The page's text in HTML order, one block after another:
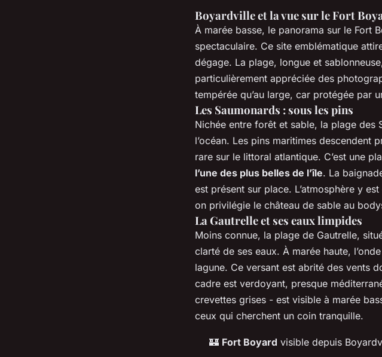
Boyardville et la vue sur le Fort
À marée basse, le panorama sur le Fort
spectaculaire. Ce site emblématique
dégage. La plage, longue et
particulièrement appréciée des
tempérée qu’au large, car protégée par
Les Saumonards : sous les pins
Nichée entre forêt et sable, la plage des
l’océan. Les pins maritimes descendent
rare sur le littoral atlantique. C’est une
l’une des plus belles de l’île. La
est présent sur place. L’atmosphère y
on privilégie le château de sable au
La Gautrelle et ses eaux limpides
Moins connue, la plage de Gautrelle,
clarté de ses eaux. À marée haute,
lagune. Ce versant est abrité des vents
cadre est verdoyant, presque
crevettes grises - est visible à marée
ceux qui cherchent un coin tranquille.
🏰 Fort Boyard visible depuis